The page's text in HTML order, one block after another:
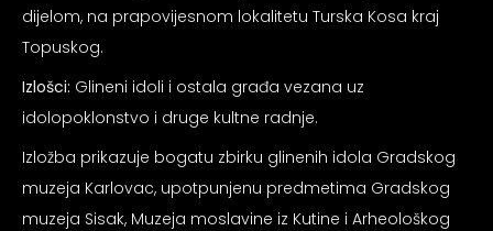
dijelom, na prapovijesnom lokalitetu Turska Kosa kraj
Topuskog.
Izlošci: Glineni idoli i ostala građa vezana uz
idolopoklonstvo i druge kultne radnje.
Izložba prikazuje bogatu zbirku glinenih idola Gradskog
muzeja Karlovac, upotpunjenu predmetima Gradskog
muzeja Sisak, Muzeja moslavine iz Kutine i Arheološkog